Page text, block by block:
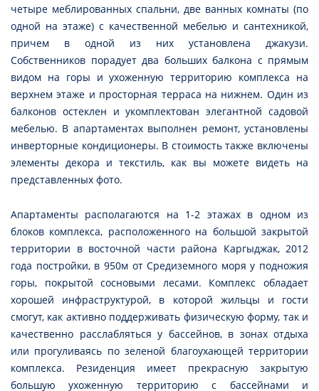
четыре меблированных спальни, две ванных комнаты (по
одной на этаже) с качественной мебелью и сантехникой,
причем в одной из них установлена джакузи.
Собственников порадует два больших балкона с прямым
видом на горы и ухоженную территорию комплекса на
верхнем этаже и просторная терраса на нижнем. Один из
балконов остеклен и укомплектован элегантной садовой
мебелью. В апартаментах выполнен ремонт, установлены
инверторные кондиционеры. В стоимость также включены
элементы декора и текстиль, как вы можете видеть на
представленных фото.
Апартаменты располагаются на 1-2 этажах в одном из
блоков комплекса, расположенного на большой закрытой
территории в восточной части района Каргыджак, 2012
года постройки, в 950м от Средиземного моря у подножия
горы, покрытой сосновыми лесами. Комплекс обладает
хорошей инфраструктурой, в которой жильцы и гости
смогут, как активно поддерживать физическую форму, так и
качественно расслабляться у бассейнов, в зонах отдыха
или прогуливаясь по зеленой благоухающей территории
комплекса. Резиденция имеет прекрасную закрытую
большую ухоженную территорию с бассейнами и